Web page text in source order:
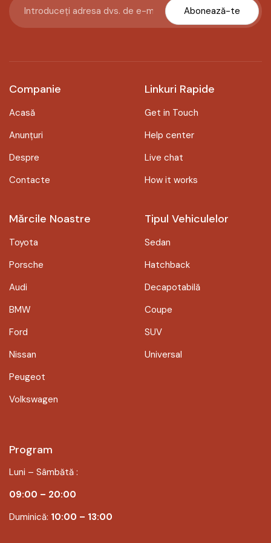
Abonează-te
Companie
Acasă
Anunțuri
Despre
Contacte
Linkuri Rapide
Get in Touch
Help center
Live chat
How it works
Mărcile Noastre
Toyota
Porsche
Audi
BMW
Ford
Nissan
Peugeot
Volkswagen
Tipul Vehiculelor
Sedan
Hatchback
Decapotabilă
Coupe
SUV
Universal
Program
Luni – Sâmbătă :
09:00 – 20:00
Duminică: 10:00 – 13:00